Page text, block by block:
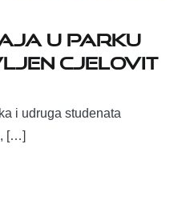
u Parku
cjelovit
i udruga studenata
[…]